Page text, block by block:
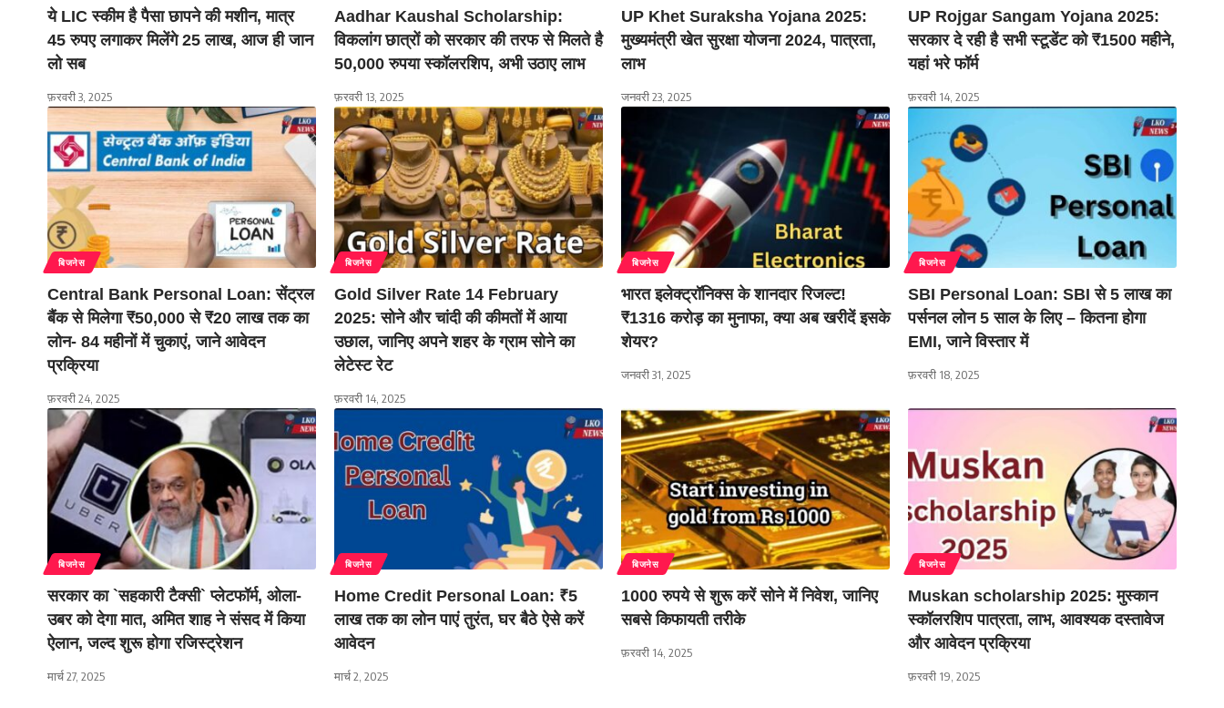
ये LIC स्कीम है पैसा छापने की मशीन, मात्र
45 रुपए लगाकर मिलेंगे 25 लाख, आज ही जान
लो सब
फ़रवरी 3, 2025
Aadhar Kaushal Scholarship:
विकलांग छात्रों को सरकार की तरफ से मिलते है
50,000 रुपया स्कॉलरशिप, अभी उठाए लाभ
फ़रवरी 13, 2025
UP Khet Suraksha Yojana 2025:
मुख्यमंत्री खेत सुरक्षा योजना 2024, पात्रता,
लाभ
जनवरी 23, 2025
UP Rojgar Sangam Yojana 2025:
सरकार दे रही है सभी स्टूडेंट को ₹1500 महीने,
यहां भरे फॉर्म
फ़रवरी 14, 2025
बिजनेस
Central Bank Personal Loan: सेंट्रल
बैंक से मिलेगा ₹50,000 से ₹20 लाख तक का
लोन- 84 महीनों में चुकाएं, जाने आवेदन
प्रक्रिया
फ़रवरी 24, 2025
बिजनेस
Gold Silver Rate 14 February
2025: सोने और चांदी की कीमतों में आया
उछाल, जानिए अपने शहर के ग्राम सोने का
लेटेस्ट रेट
फ़रवरी 14, 2025
बिजनेस
भारत इलेक्ट्रॉनिक्स के शानदार रिजल्ट!
₹1316 करोड़ का मुनाफा, क्या अब खरीदें इसके
शेयर?
जनवरी 31, 2025
बिजनेस
SBI Personal Loan: SBI से 5 लाख का
पर्सनल लोन 5 साल के लिए – कितना होगा
EMI, जाने विस्तार में
फ़रवरी 18, 2025
बिजनेस
सरकार का `सहकारी टैक्सी` प्लेटफॉर्म, ओला-
उबर को देगा मात, अमित शाह ने संसद में किया
ऐलान, जल्द शुरू होगा रजिस्ट्रेशन
मार्च 27, 2025
बिजनेस
Home Credit Personal Loan: ₹5
लाख तक का लोन पाएं तुरंत, घर बैठे ऐसे करें
आवेदन
मार्च 2, 2025
बिजनेस
1000 रुपये से शुरू करें सोने में निवेश, जानिए
सबसे किफायती तरीके
फ़रवरी 14, 2025
बिजनेस
Muskan scholarship 2025: मुस्कान
स्कॉलरशिप पात्रता, लाभ, आवश्यक दस्तावेज
और आवेदन प्रक्रिया
फ़रवरी 19, 2025